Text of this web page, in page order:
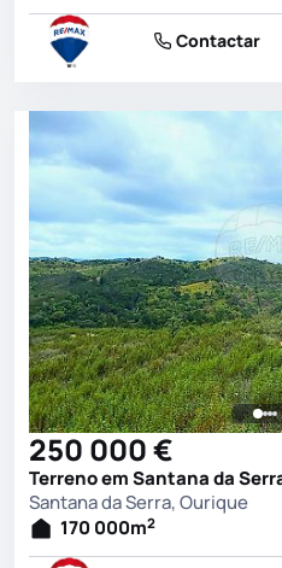
Contactar
250 000 €
Terreno em Santana da
Santana da Serra, Ourique
170 000m2